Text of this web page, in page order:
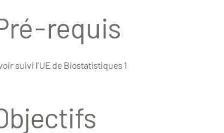
requis
suivi l’UE de Biostatistiques 1